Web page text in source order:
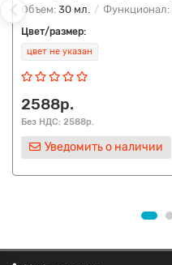
Объем: 30 мл. Функционал:
Цвет/размер:
цвет не указан
2588р.
Без НДС: 2588р.
Уведомить о наличии